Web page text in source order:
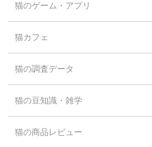
猫のゲーム・アプリ
猫カフェ
猫の調査データ
猫の豆知識・雑学
猫の商品レビュー